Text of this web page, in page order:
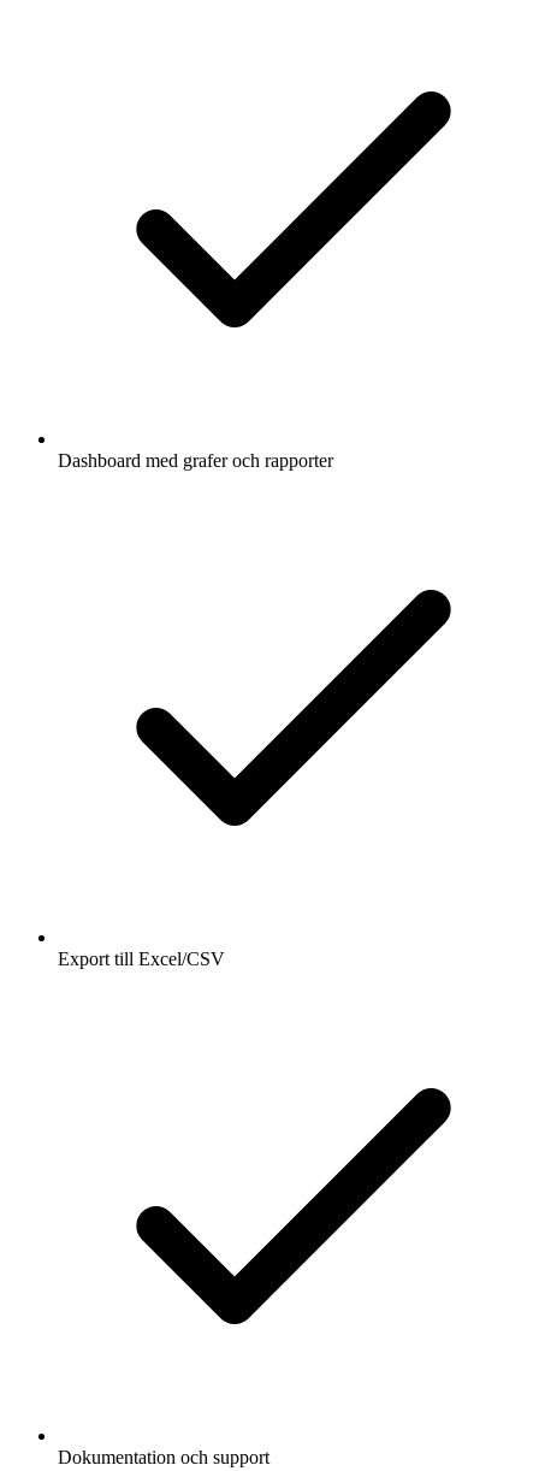
Dashboard med grafer och rapporter
Export till Excel/CSV
Dokumentation och support